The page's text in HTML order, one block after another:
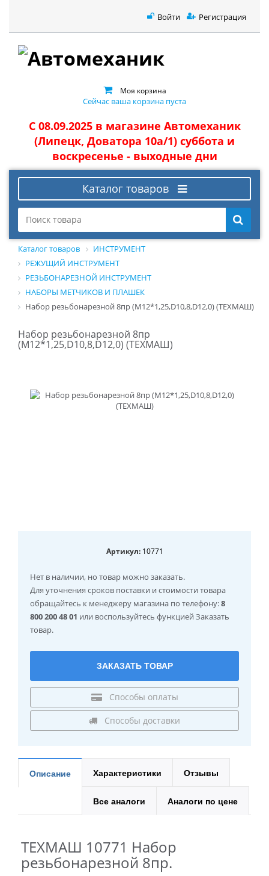
Войти Регистрация
Моя корзина
Сейчас ваша корзина пуста
С 08.09.2025 в магазине Автомеханик
(Липецк, Доватора 10а/1) суббота и
воскресенье - выходные дни
Каталог товаров
Каталог товаров
ИНСТРУМЕНТ
РЕЖУЩИЙ ИНСТРУМЕНТ
РЕЗЬБОНАРЕЗНОЙ ИНСТРУМЕНТ
НАБОРЫ МЕТЧИКОВ И ПЛАШЕК
Набор резьбонарезной 8пр (М12*1,25,D10,8,D12,0) (ТЕХМАШ)
Набор резьбонарезной 8пр
(М12*1,25,D10,8,D12,0) (ТЕХМАШ)
Артикул:10771
Нет в наличии, но товар можно заказать.
Для уточнения сроков поставки и стоимости товара
обращайтесь к менеджеру магазина по телефону:8
800 200 48 01 или воспользуйтесь функцией Заказать
товар.
ЗАКАЗАТЬ ТОВАР
Способы оплаты
Способы доставки
Описание Характеристики Отзывы
Все аналоги Аналоги по цене
ТЕХМАШ 10771 Набор
резьбонарезной 8пр.